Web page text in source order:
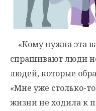
«Кому нужна эта
спрашивают люди
людей, которые
«Мне уже столько-
жизни не ходила к